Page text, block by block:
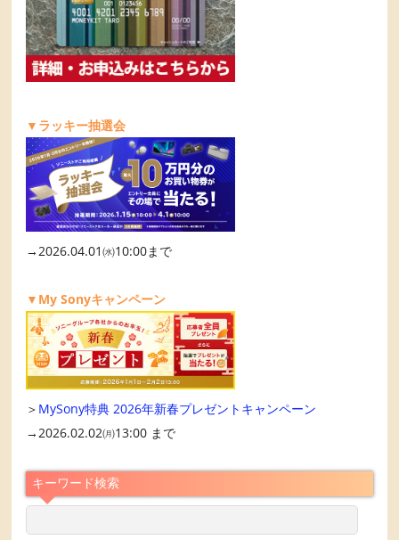
▼ラッキー抽選会
→2026.04.01㈬10:00まで
▼My Sonyキャンペーン
＞ MySony特典 2026年新春プレゼントキャンペーン
→2026.02.02㈪13:00 まで
キーワード検索